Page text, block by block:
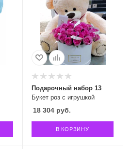
Букет роз с игрушкой
Подарочный набор 13
18 304руб.
В КОРЗИНУ